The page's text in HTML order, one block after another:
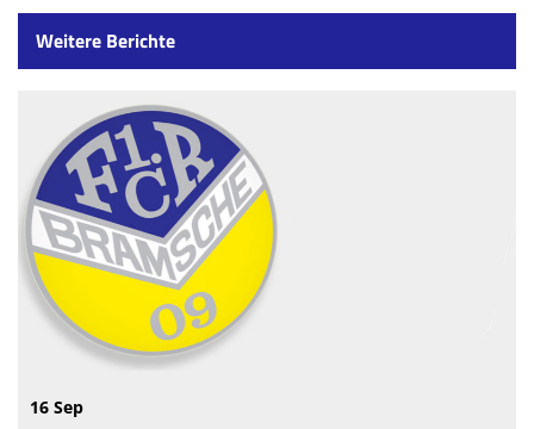
Weitere Berichte
16 Sep